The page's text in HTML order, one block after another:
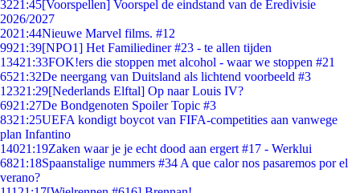
3221:45[Voorspellen] Voorspel de eindstand van de Eredivisie
2026/2027
2021:44Nieuwe Marvel films. #12
9921:39[NPO1] Het Familiediner #23 - te allen tijden
13421:33FOK!ers die stoppen met alcohol - waar we stoppen #21
6521:32De neergang van Duitsland als lichtend voorbeeld #3
12321:29[Nederlands Elftal] Op naar Louis IV?
6921:27De Bondgenoten Spoiler Topic #3
8321:25UEFA kondigt boycot van FIFA-competities aan vanwege
plan Infantino
14021:19Zaken waar je je echt dood aan ergert #17 - Werklui
6821:18Spaanstalige nummers #34 A que calor nos pasaremos por el
verano?